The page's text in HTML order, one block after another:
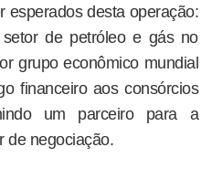
esperados desta operação:
de petróleo e gás no
grupo econômico mundial
financeiro aos consórcios
um parceiro para a
de negociação.